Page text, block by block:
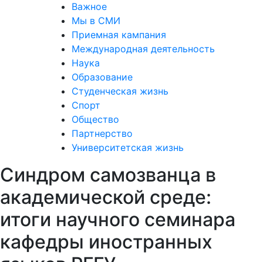
Мы в СМИ
Приемная кампания
Международная деятельность
Наука
Образование
Студенческая жизнь
Спорт
Общество
Партнерство
Университетская жизнь
Синдром самозванца в
академической среде:
итоги научного семинара
кафедры иностранных
языков РГГУ